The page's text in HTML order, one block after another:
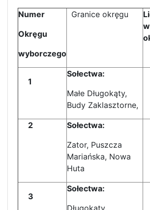
Numer
Okręgu
wyborczego
Granice okręgu
1
Sołectwa:
Małe Długokąty,
Budy Zaklasztorne,
2
Sołectwa:
Zator, Puszcza
Mariańska, Nowa
Huta
3
Sołectwa:
Długokąty,